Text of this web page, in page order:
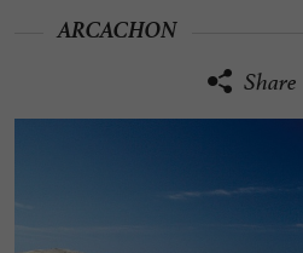
ARCACHON
Share